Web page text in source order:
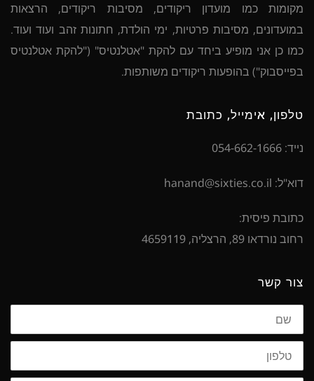
מקומות כמו מועדון ריקודים, מסיבות ריקודים, הרצאות
במועדונים, מסיבות פרטיות, ימי הולדת, חתונות זהב ועוד ועוד.
כמו כן אני מופיע ביחד עם להקת "אטלנטיס" ("להקת אטלנטיס
בפייסבוק") בהופעות ריקודים משותפות.
טלפון, אימייל, כתובת
נייד: 054-662-1666
דוא"ל: hanand@sixties.co.il
כתובת פיסית:
רחוב נורדאו 89, הרצליה, 4659119
צור קשר
שם
טלפון